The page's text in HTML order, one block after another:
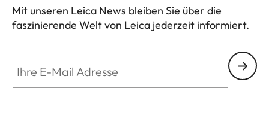
Mit unseren Leica News bleiben Sie über die
faszinierende Welt von Leica jederzeit informiert.